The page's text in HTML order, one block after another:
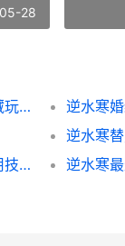
28
逆水寒拼图周边全攻略：轻松获取方法与隐藏玩法揭秘
逆水寒坐骑耐久全解析：省资源不掉线的实用技巧